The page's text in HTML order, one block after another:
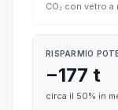
CO₂ con vetro
RISPARMIO
−177 t
circa il 50% in